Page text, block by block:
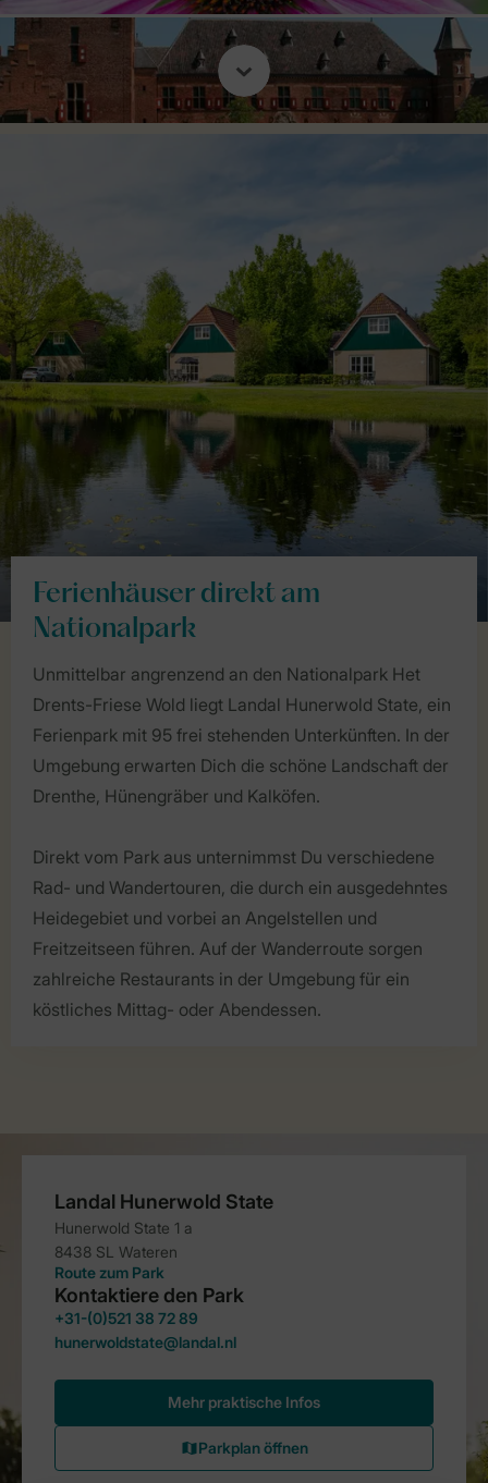
Ferienhäuser direkt am
Nationalpark
Unmittelbar angrenzend an den Nationalpark Het
Drents-Friese Wold liegt Landal Hunerwold State, ein
Ferienpark mit 95 frei stehenden Unterkünften. In der
Umgebung erwarten Dich die schöne Landschaft der
Drenthe, Hünengräber und Kalköfen.
Direkt vom Park aus unternimmst Du verschiedene
Rad- und Wandertouren, die durch ein ausgedehntes
Heidegebiet und vorbei an Angelstellen und
Freitzeitseen führen. Auf der Wanderroute sorgen
zahlreiche Restaurants in der Umgebung für ein
köstliches Mittag- oder Abendessen.